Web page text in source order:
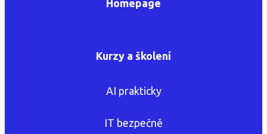
Homepage
Kurzy a školení
AI prakticky
IT bezpečně